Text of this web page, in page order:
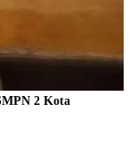
2 Kota